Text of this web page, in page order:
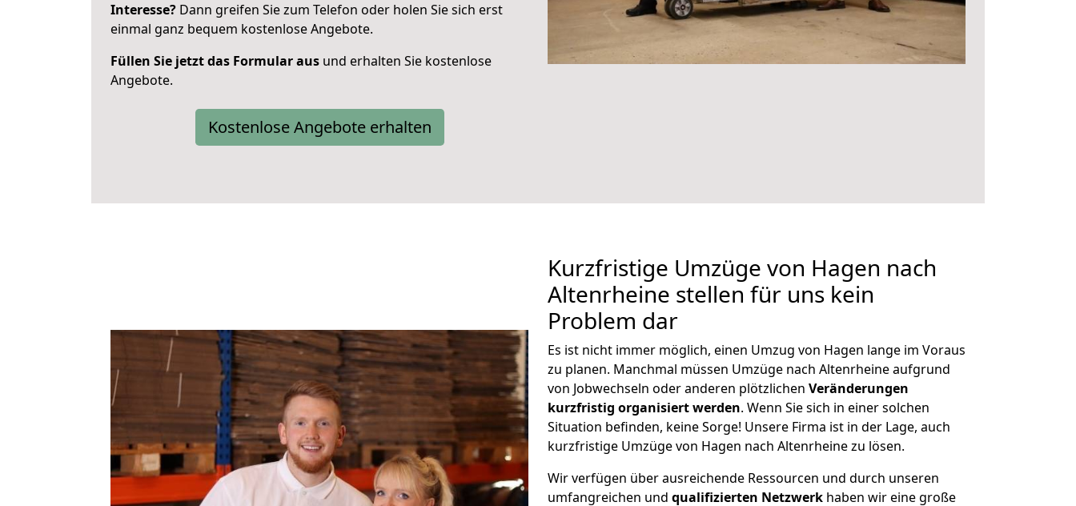
Interesse? Dann greifen Sie zum Telefon oder holen Sie sich erst
einmal ganz bequem kostenlose Angebote.
Füllen Sie jetzt das Formular aus und erhalten Sie kostenlose
Angebote.
Kostenlose Angebote erhalten
Kurzfristige Umzüge von Hagen nach
Altenrheine stellen für uns kein
Problem dar
Es ist nicht immer möglich, einen Umzug von Hagen lange im Voraus
zu planen. Manchmal müssen Umzüge nach Altenrheine aufgrund
von Jobwechseln oder anderen plötzlichen Veränderungen
kurzfristig organisiert werden. Wenn Sie sich in einer solchen
Situation befinden, keine Sorge! Unsere Firma ist in der Lage, auch
kurzfristige Umzüge von Hagen nach Altenrheine zu lösen.
Wir verfügen über ausreichende Ressourcen und durch unseren
umfangreichen und qualifizierten Netzwerk haben wir eine große